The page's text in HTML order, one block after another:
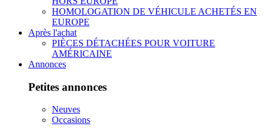
HOMOLOGATION DE VÉHICULE ACHETÉS EN
EUROPE
Après l'achat
PIÈCES DÉTACHÉES POUR VOITURE
AMÉRICAINE
Annonces
Petites annonces
Neuves
Occasions